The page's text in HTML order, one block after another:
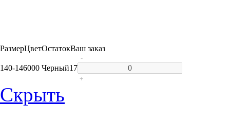
РазмерЦветОстатокВаш заказ
140-146000 Черный17
-
+
Скрыть